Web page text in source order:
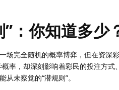
：你知道多少
场完全随机的概率博弈，但在资深
率，却深刻影响着彩民的投注方式
未察觉的“潜规则”。